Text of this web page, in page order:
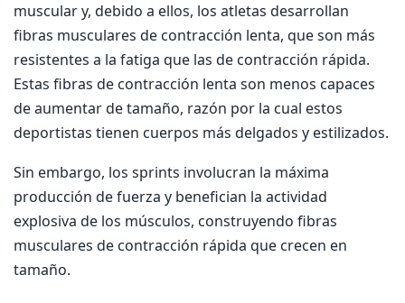
muscular y, debido a ellos, los atletas desarrollan
fibras musculares de contracción lenta, que son más
resistentes a la fatiga que las de contracción rápida.
Estas fibras de contracción lenta son menos capaces
de aumentar de tamaño, razón por la cual estos
deportistas tienen cuerpos más delgados y estilizados.
Sin embargo, los sprints involucran la máxima
producción de fuerza y benefician la actividad
explosiva de los músculos, construyendo fibras
musculares de contracción rápida que crecen en
tamaño.